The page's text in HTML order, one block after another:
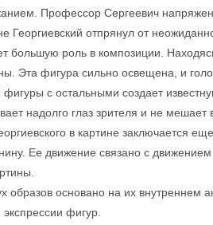
Профессор Сергеевич
отпрянул от
большую роль в композиции.
Эта фигура сильно освещена, и
с остальными создает
надолго глаз зрителя и не
в картине заключается
Ее движение связано с
образов основано на их внутреннем
фигур.